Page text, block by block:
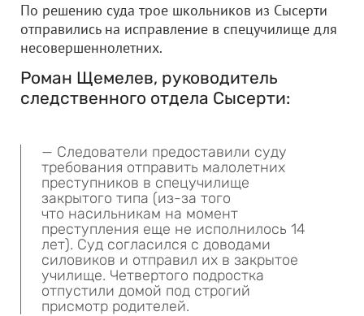
По решению суда трое школьников из Сысерти
отправились на исправление в спецучилище для
несовершеннолетних.
Роман Щемелев, руководитель
следственного отдела Сысерти:
— Следователи предоставили суду
требования отправить малолетних
преступников в спецучилище
закрытого типа (из-за того
что насильникам на момент
преступления еще не исполнилось 14
лет). Суд согласился с доводами
силовиков и отправил их в закрытое
училище. Четвертого подростка
отпустили домой под строгий
присмотр родителей.